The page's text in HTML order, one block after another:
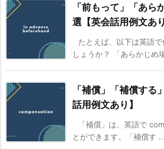
「前もって」「あら
選【英会話用例文あり
たとえば、以下は英語
しょうか？ 「あらかじめ
「補償」「補償する
話用例文あり】
「補償」は、英語で
とができます。「補償す